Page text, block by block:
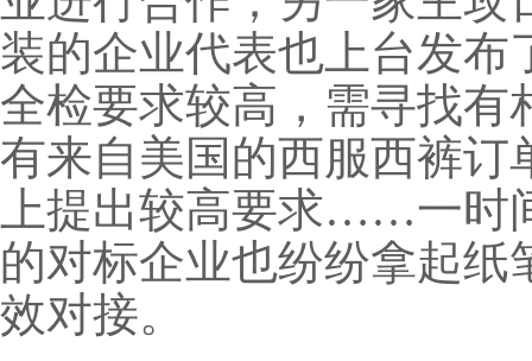
装的企业代表也上台发布
全检要求较高，需寻找有
有来自美国的西服西裤订
上提出较高要求……一时
的对标企业也纷纷拿起
效对接。